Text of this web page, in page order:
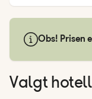
Obs! Prisen
Valgt hotell